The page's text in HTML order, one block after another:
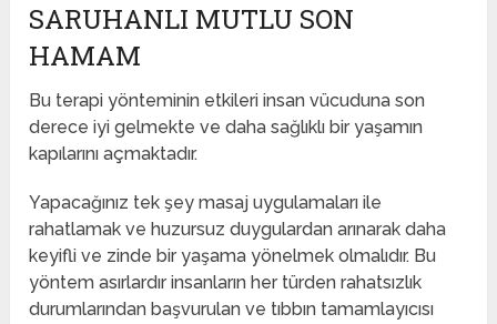
SARUHANLI MUTLU SON
HAMAM
Bu terapi yönteminin etkileri insan vücuduna son
derece iyi gelmekte ve daha sağlıklı bir yaşamın
kapılarını açmaktadır.
Yapacağınız tek şey masaj uygulamaları ile
rahatlamak ve huzursuz duygulardan arınarak daha
keyifli ve zinde bir yaşama yönelmek olmalıdır. Bu
yöntem asırlardır insanların her türden rahatsızlık
durumlarından başvurulan ve tıbbın tamamlayıcısı